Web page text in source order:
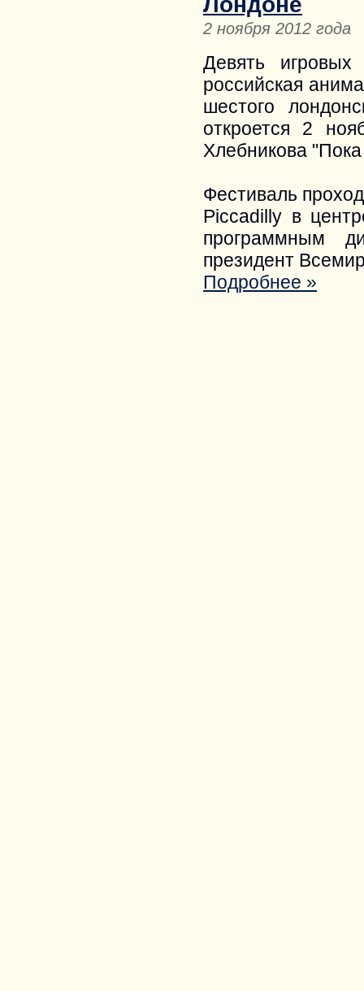
2 ноября 2012 года
Девять
российская
шестого
откроется 2
Хлебникова
Фестиваль
Piccadilly в
программным
президент
Подробнее »